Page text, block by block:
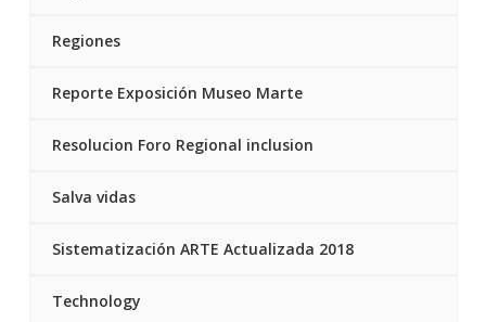
Regiones
Reporte Exposición Museo Marte
Resolucion Foro Regional inclusion
Salva vidas
Sistematización ARTE Actualizada 2018
Technology